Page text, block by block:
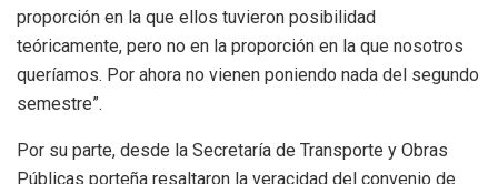
proporción en la que ellos tuvieron posibilidad
teóricamente, pero no en la proporción en la que nosotros
queríamos. Por ahora no vienen poniendo nada del segundo
semestre”.
Por su parte, desde la Secretaría de Transporte y Obras
Públicas porteña resaltaron la veracidad del convenio de